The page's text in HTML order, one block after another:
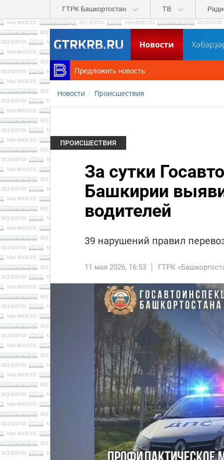
Перейти к основному содержанию
ГТРК Башкортостан ТВ
Новости
Предложить новость
Новости Происшествия
ПРОИСШЕСТВИЯ
За сутки
Башкирии
водителей
39 нарушений правил
11 мая 2026, 16:53 ГТРК